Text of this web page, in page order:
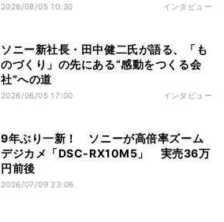
2026/08/05 10:30 インタビュー
ソニー新社長・田中健二氏が語る、「も
のづくり」の先にある“感動をつくる会
社”への道
2026/06/05 17:00 インタビュー
9年ぶり一新！ ソニーが高倍率ズーム
デジカメ「DSC-RX10M5」 実売36万
円前後
2026/07/09 23:06